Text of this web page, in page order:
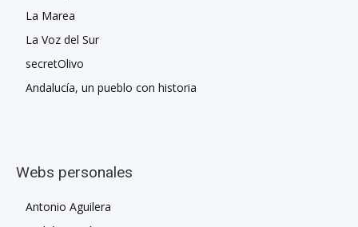
La Marea
La Voz del Sur
secretOlivo
Andalucía, un pueblo con historia
Webs personales
Antonio Aguilera